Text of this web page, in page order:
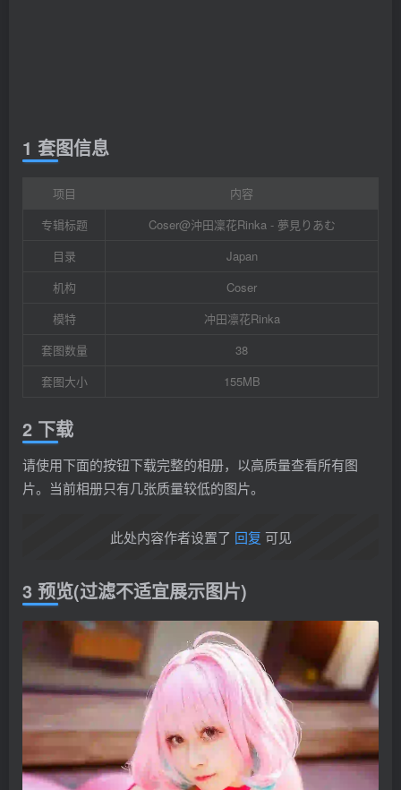
1 套图信息
项目
内容
专辑标题
Coser@沖田凜花Rinka - 夢見りあむ
目录
Japan
机构
Coser
模特
冲田凛花Rinka
套图数量
38
套图大小
155MB
2 下载
请使用下面的按钮下载完整的相册，以高质量查看所有图
片。当前相册只有几张质量较低的图片。
此处内容作者设置了 回复 可见
3 预览(过滤不适宜展示图片)